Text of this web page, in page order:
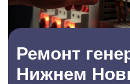
Ремонт
Нижнем